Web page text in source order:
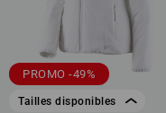
PROMO -49%
Tailles disponibles